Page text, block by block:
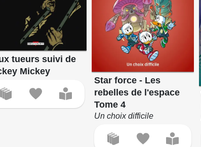
tueurs suivi de
Mickey
Star force - Les
rebelles de l'espace
Tome 4
Un choix difficile